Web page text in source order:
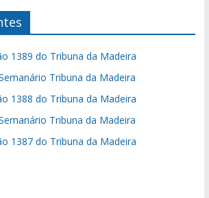
1389 do Tribuna da Madeira
Tribuna da Madeira
1388 do Tribuna da Madeira
Tribuna da Madeira
1387 do Tribuna da Madeira